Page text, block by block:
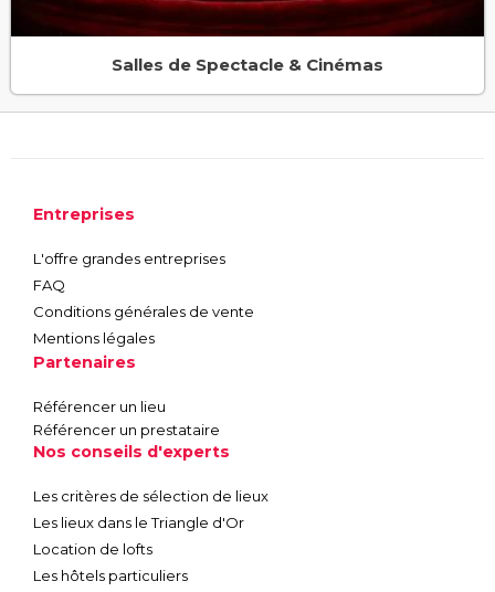
Salles de Spectacle & Cinémas
Entreprises
L'offre grandes entreprises
FAQ
Conditions générales de vente
Mentions légales
Partenaires
Référencer un lieu
Référencer un prestataire
Nos conseils d'experts
Les critères de sélection de lieux
Les lieux dans le Triangle d'Or
Location de lofts
Les hôtels particuliers